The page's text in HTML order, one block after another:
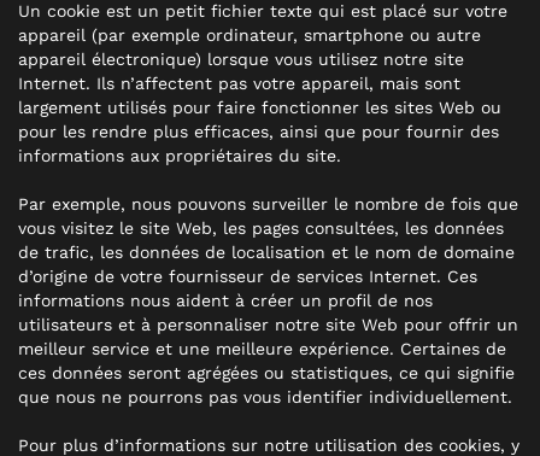
Un cookie est un petit fichier texte qui est placé sur votre
appareil (par exemple ordinateur, smartphone ou autre
appareil électronique) lorsque vous utilisez notre site
Internet. Ils n’affectent pas votre appareil, mais sont
largement utilisés pour faire fonctionner les sites Web ou
pour les rendre plus efficaces, ainsi que pour fournir des
informations aux propriétaires du site.
Par exemple, nous pouvons surveiller le nombre de fois que
vous visitez le site Web, les pages consultées, les données
de trafic, les données de localisation et le nom de domaine
d’origine de votre fournisseur de services Internet. Ces
informations nous aident à créer un profil de nos
utilisateurs et à personnaliser notre site Web pour offrir un
meilleur service et une meilleure expérience. Certaines de
ces données seront agrégées ou statistiques, ce qui signifie
que nous ne pourrons pas vous identifier individuellement.
Pour plus d’informations sur notre utilisation des cookies, y